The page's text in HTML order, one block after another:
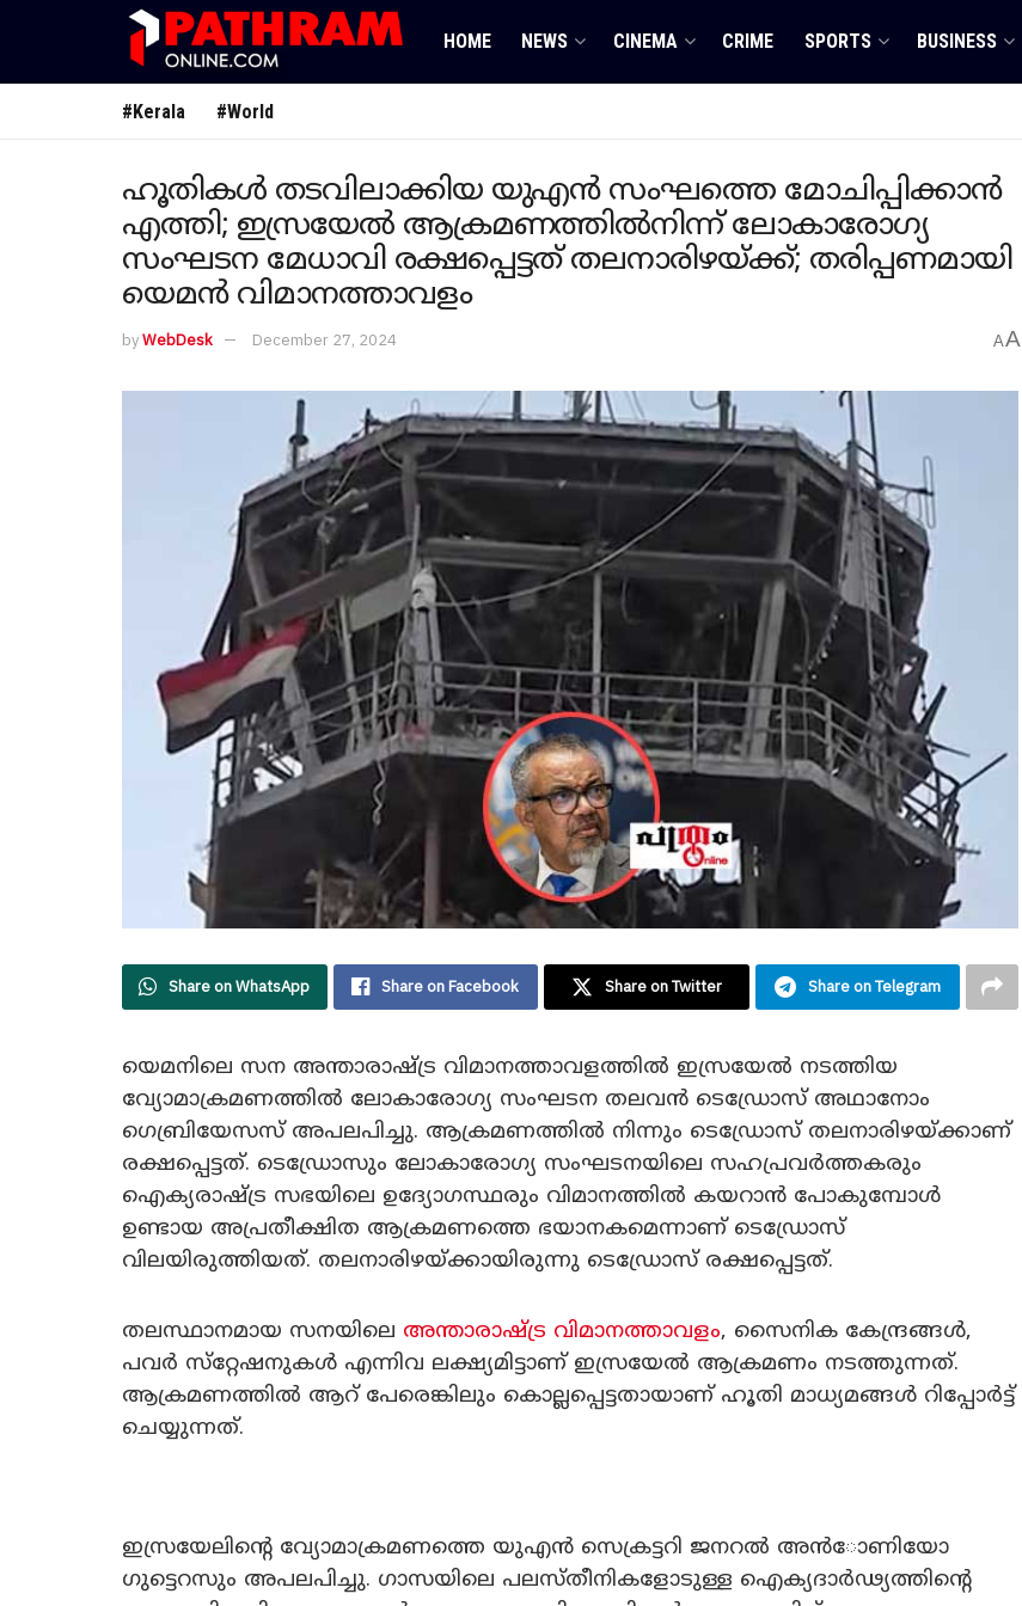
HOME NEWS CINEMA CRIME SPORTS BUSINESS
#Kerala #World
ഹൂതികള്‍ തടവിലാക്കിയ യുഎന്‍ സംഘത്തെ മോചിപ്പിക്കാന്‍
എത്തി; ഇസ്രയേല്‍ ആക്രമണത്തില്‍നിന്ന് ലോകാരോഗ്യ
സംഘടന മേധാവി രക്ഷപ്പെട്ടത് തലനാരിഴയ്ക്ക്; തരിപ്പണമായി
യെമന്‍ വിമാനത്താവളം
byWebDesk December 27, 2024 AA
Share on WhatsApp Share on Facebook Share on Twitter Share on Telegram
യെമനിലെ സന അന്താരാഷ്ട്ര വിമാനത്താവളത്തില്‍ ഇസ്രയേല്‍ നടത്തിയ
വ്യോമാക്രമണത്തില്‍ ലോകാരോഗ്യ സംഘടന തലവന്‍ ടെഡ്രോസ് അഥാനോം
ഗെബ്രിയേസസ് അപലപിച്ചു. ആക്രമണത്തില്‍ നിന്നും ടെഡ്രോസ് തലനാരിഴയ്ക്കാണ്
രക്ഷപ്പെട്ടത്. ടെഡ്രോസും ലോകാരോഗ്യ സംഘടനയിലെ സഹപ്രവര്‍ത്തകരും
ഐക്യരാഷ്ട്ര സഭയിലെ ഉദ്യോഗസ്ഥരും വിമാനത്തില്‍ കയറാന്‍ പോകുമ്പോള്‍
ഉണ്ടായ അപ്രതീക്ഷിത ആക്രമണത്തെ ഭയാനകമെന്നാണ് ടെഡ്രോസ്
വിലയിരുത്തിയത്. തലനാരിഴയ്ക്കായിരുന്നു ടെഡ്രോസ് രക്ഷപ്പെട്ടത്.
തലസ്ഥാനമായ സനയിലെ അന്താരാഷ്ട്ര വിമാനത്താവളം, സൈനിക കേന്ദ്രങ്ങള്‍,
പവര്‍ സ്‌റ്റേഷനുകള്‍ എന്നിവ ലക്ഷ്യമിട്ടാണ് ഇസ്രയേല്‍ ആക്രമണം നടത്തുന്നത്.
ആക്രമണത്തില്‍ ആറ് പേരെങ്കിലും കൊല്ലപ്പെട്ടതായാണ് ഹൂതി മാധ്യമങ്ങള്‍ റിപ്പോര്‍ട്ട്
ചെയ്യുന്നത്.
ഇസ്രയേലിന്റെ വ്യോമാക്രമണത്തെ യുഎന്‍ സെക്രട്ടറി ജനറല്‍ അന്‍ോണിയോ
ഗുട്ടെറസും അപലപിച്ചു. ഗാസയിലെ പലസ്തീനികളോടുള്ള ഐക്യദാര്‍ഢ്യത്തിന്റെ